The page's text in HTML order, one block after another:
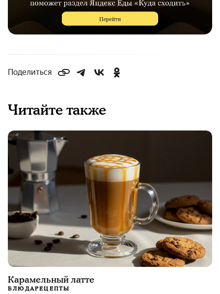
Поделиться
Читайте также
Карамельный латте
БЛЮДАРЕЦЕПТЫ